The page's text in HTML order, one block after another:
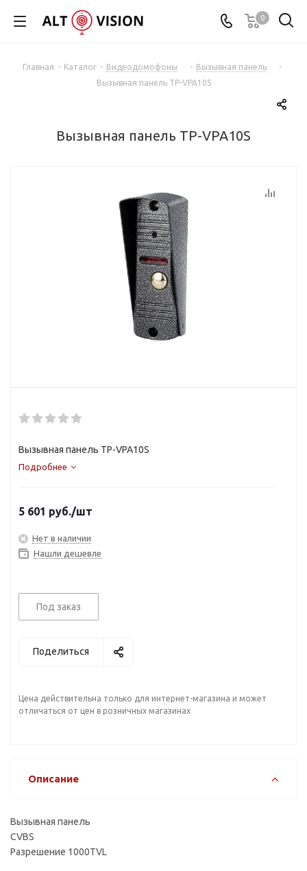
0
Главная - Каталог - Видеодомофоны - Вызывная панель
-
Вызывная панель TP-VPA10S
Вызывная панель TP-VPA10S
Вызывная панель TP-VPA10S
Подробнее
5 601 руб./шт
Нет в наличии
Нашли дешевле
Под заказ
Поделиться
Цена действительна только для интернет-магазина и может
отличаться от цен в розничных магазинах
Описание
Вызывная панель
CVBS
Разрешение 1000TVL